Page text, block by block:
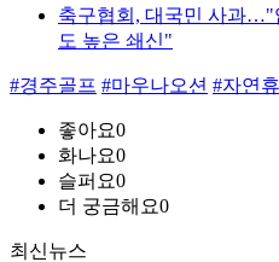
축구협회, 대국민 사과…"
도 높은 쇄신"
#경주골프 #마우나오션 #자연
좋아요0
화나요0
슬퍼요0
더 궁금해요0
최신뉴스